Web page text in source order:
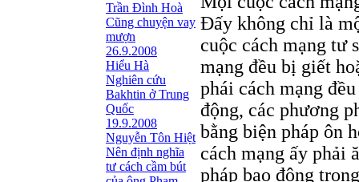
Trần Đình Hoà
Cũng chuyện vay
mượn
26.9.2008
Hiểu Hà
Nghiên cứu
Bakhtin ở Trung
Quốc
19.9.2008
Nguyễn Tôn Hiệt
Nên định nghĩa
tư cách cầm bút
Đấy không chỉ là
cuộc cách mạng tư
mạng đều bị giết
phái cách mạng
động, các phương
bằng biện pháp ôn
cách mạng ấy phải
pháp bạo động